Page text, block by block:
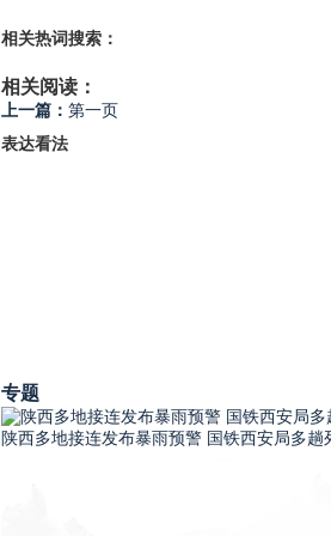
相关热词搜索：
相关阅读：
上一篇： 第一页
表达看法
专题
陕西多地接连发布暴雨预警 国铁西安局多趟